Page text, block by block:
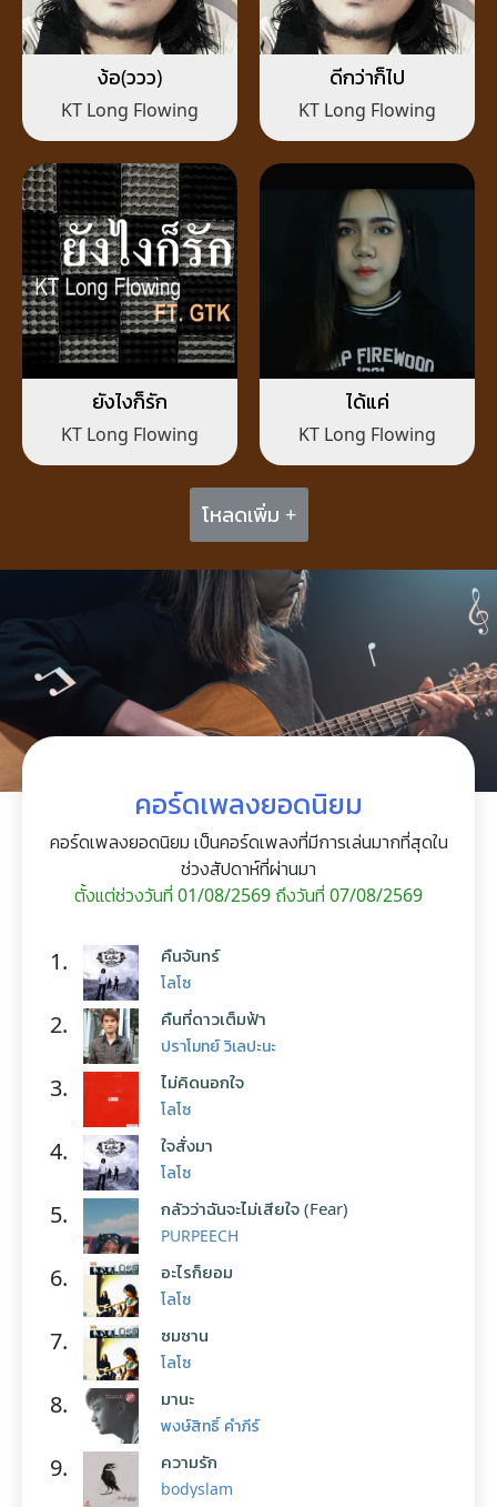
ง้อ(ววว)
KT Long Flowing
ดีกว่าก็ไป
KT Long Flowing
ยังไงก็รัก
KT Long Flowing
ได้แค่
KT Long Flowing
โหลดเพิ่ม +
คอร์ดเพลงยอดนิยม
คอร์ดเพลงยอดนิยม เป็นคอร์ดเพลงที่มีการเล่นมากที่สุดใน
ช่วงสัปดาห์ที่ผ่านมา
ตั้งแต่ช่วงวันที่ 01/08/2569 ถึงวันที่ 07/08/2569
1. คืนจันทร์
โลโซ
2. คืนที่ดาวเต็มฟ้า
ปราโมทย์ วิเลปะนะ
3. ไม่คิดนอกใจ
โลโซ
4. ใจสั่งมา
โลโซ
5. กลัวว่าฉันจะไม่เสียใจ (Fear)
PURPEECH
6. อะไรก็ยอม
โลโซ
7. ซมซาน
โลโซ
8. มานะ
พงษ์สิทธิ์ คำภีร์
9. ความรัก
bodyslam